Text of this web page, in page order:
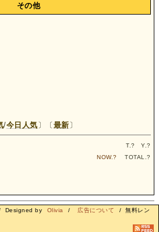
その他
/今日人気 〕〔 最新 〕
T.? Y.?
NOW.? TOTAL.?
Designed by Olivia / 広告について
/ 無料レン